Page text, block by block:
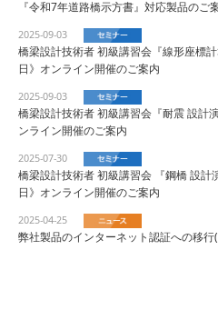
『令和7年道路橋示方書』対応製品のご
2025-09-03
橋梁設計技術者 初級講習会『線形座標
日》オンライン開催のご案内
2025-09-03
橋梁設計技術者 初級講習会『耐震 設計
ンライン開催のご案内
2025-07-30
橋梁設計技術者 初級講習会 『鋼橋 設計
日》オンライン開催のご案内
2025-04-25
弊社製品のインターネット認証への移